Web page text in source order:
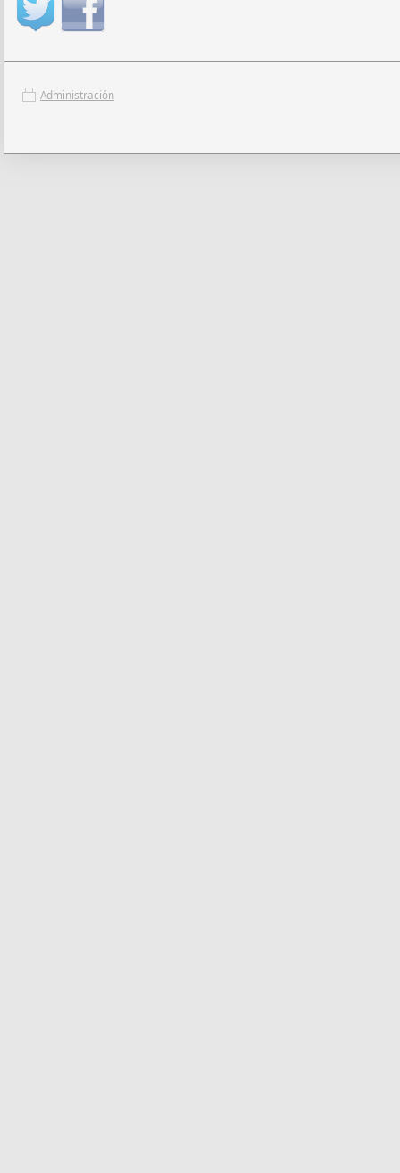
Administración